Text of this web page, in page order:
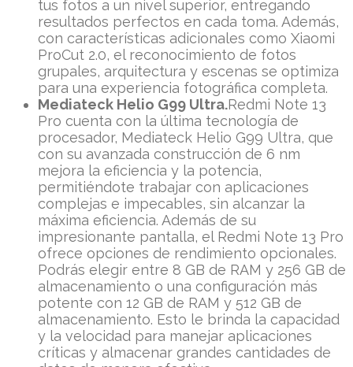
tus fotos a un nivel superior, entregando
resultados perfectos en cada toma. Además,
con características adicionales como Xiaomi
ProCut 2.0, el reconocimiento de fotos
grupales, arquitectura y escenas se optimiza
para una experiencia fotográfica completa.
Mediateck Helio G99 Ultra.Redmi Note 13
Pro cuenta con la última tecnología de
procesador, Mediateck Helio G99 Ultra, que
con su avanzada construcción de 6 nm
mejora la eficiencia y la potencia,
permitiéndote trabajar con aplicaciones
complejas e impecables, sin alcanzar la
máxima eficiencia. Además de su
impresionante pantalla, el Redmi Note 13 Pro
ofrece opciones de rendimiento opcionales.
Podrás elegir entre 8 GB de RAM y 256 GB de
almacenamiento o una configuración más
potente con 12 GB de RAM y 512 GB de
almacenamiento. Esto le brinda la capacidad
y la velocidad para manejar aplicaciones
críticas y almacenar grandes cantidades de